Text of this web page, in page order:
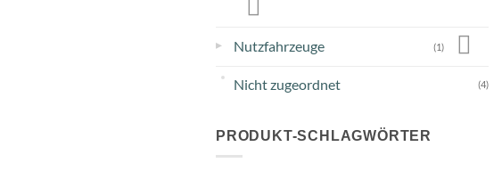
▸ Nutzfahrzeuge (1)
Nicht zugeordnet (4)
PRODUKT-SCHLAGWÖRTER